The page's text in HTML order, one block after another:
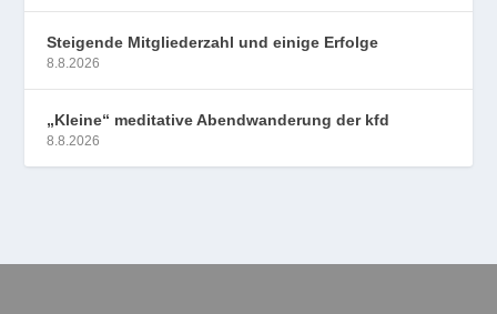
Steigende Mitgliederzahl und einige Erfolge
8.8.2026
„Kleine“ meditative Abendwanderung der kfd
8.8.2026